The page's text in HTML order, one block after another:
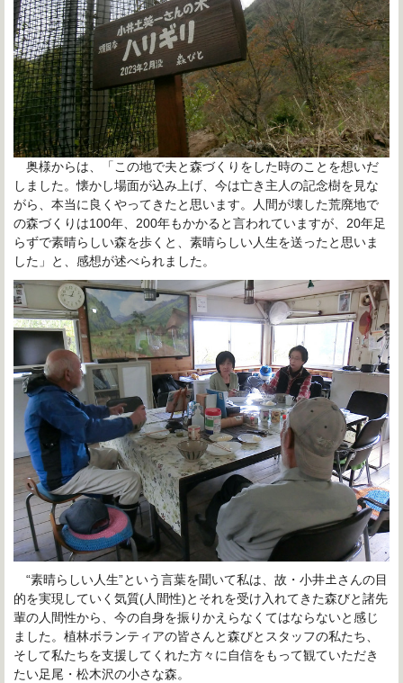
奥様からは、「この地で夫と森づくりをした時のことを想いだ
しました。懐かし場面が込み上げ、今は亡き主人の記念樹を見な
がら、本当に良くやってきたと思います。人間が壊した荒廃地で
の森づくりは100年、200年もかかると言われていますが、20年足
らずで素晴らしい森を歩くと、素晴らしい人生を送ったと思いま
した」と、感想が述べられました。
“素晴らしい人生”という言葉を聞いて私は、故・小井𡈽さんの目
的を実現していく気質(人間性)とそれを受け入れてきた森びと諸先
輩の人間性から、今の自身を振りかえらなくてはならないと感じ
ました。植林ボランティアの皆さんと森びとスタッフの私たち、
そして私たちを支援してくれた方々に自信をもって観ていただき
たい足尾・松木沢の小さな森。